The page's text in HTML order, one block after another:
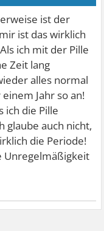
ist der
ist das wirklich
ich mit der Pille
Zeit lang
alles normal
Jahr so an!
ich die Pille
glaube auch nicht,
die Periode!
Unregelmäßigkeit